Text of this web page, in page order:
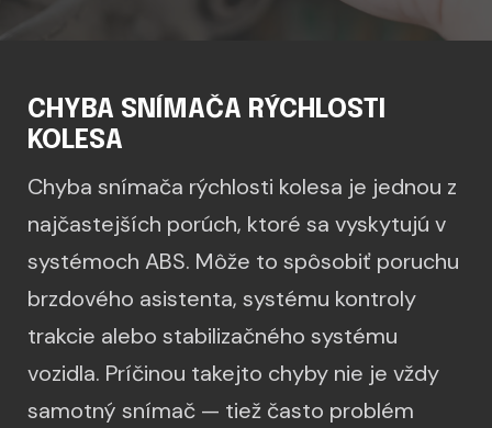
CHYBA SNÍMAČA RÝCHLOSTI
KOLESA
Chyba snímača rýchlosti kolesa je jednou z
najčastejších porúch, ktoré sa vyskytujú v
systémoch ABS. Môže to spôsobiť poruchu
brzdového asistenta, systému kontroly
trakcie alebo stabilizačného systému
vozidla. Príčinou takejto chyby nie je vždy
samotný snímač — tiež často problém